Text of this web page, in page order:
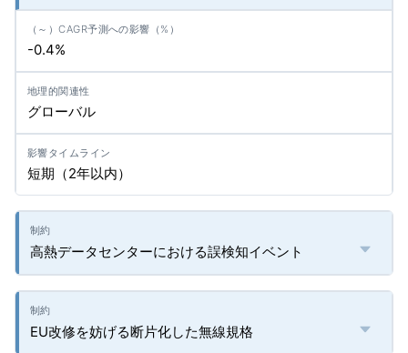
-0.4%
グローバル
短期（2年以内）
高熱データセンターにおける誤検知イベント
EU改修を妨げる断片化した無線規格